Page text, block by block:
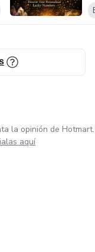
la opinión de Hotmart.
aquí